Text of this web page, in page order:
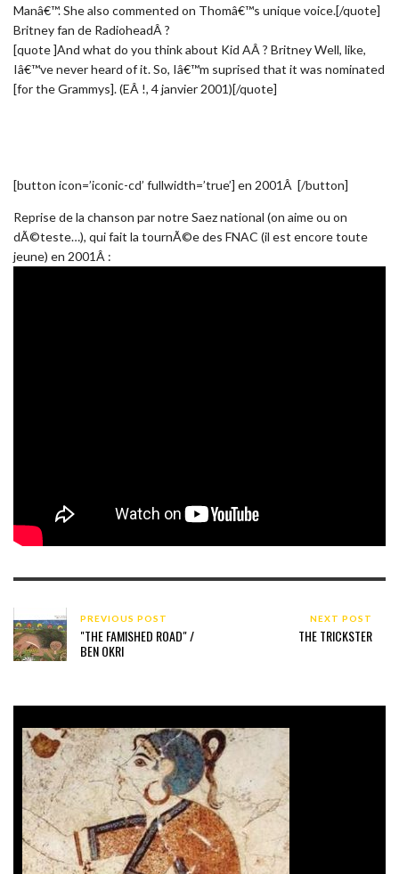
Manâ€™. She also commented on Thomâ€™s unique voice.[/quote]
Britney fan de RadioheadÂ ?
[quote ]And what do you think about Kid AÂ ? Britney Well, like,
Iâ€™ve never heard of it. So, Iâ€™m suprised that it was nominated
[for the Grammys]. (EÂ !, 4 janvier 2001)[/quote]
[button icon=’iconic-cd’ fullwidth=’true’] en 2001Â [/button]
Reprise de la chanson par notre Saez national (on aime ou on
dÃ©teste…), qui fait la tournÃ©e des FNAC (il est encore toute
jeune) en 2001Â :
PREVIOUS POST
"THE FAMISHED ROAD" /
BEN OKRI
NEXT POST
THE TRICKSTER